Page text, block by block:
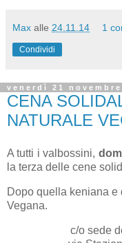
Max alle 24.11.14 1
Condividi
venerdì 21 novembre
CENA
NATURALE
A tutti i valbossini,
la terza delle cene
Dopo quella keniana
Vegana.
c/o sede